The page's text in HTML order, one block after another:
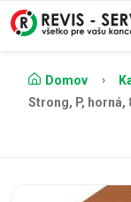
Domov
Strong, P, horná,